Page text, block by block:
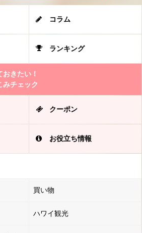
コラム
ランキング
きたい！
みチェック
クーポン
お役立ち情報
買い物
ハワイ観光